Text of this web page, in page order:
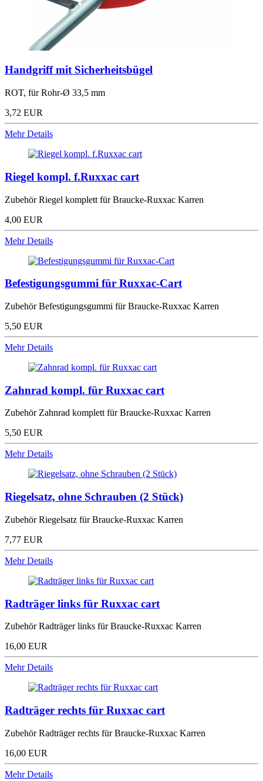
Handgriff mit Sicherheitsbügel
ROT, für Rohr-Ø 33,5 mm
3,72 EUR
Mehr Details
Riegel kompl. f.Ruxxac cart
Zubehör Riegel komplett für Braucke-Ruxxac Karren
4,00 EUR
Mehr Details
Befestigungsgummi für Ruxxac-Cart
Zubehör Befestigungsgummi für Braucke-Ruxxac Karren
5,50 EUR
Mehr Details
Zahnrad kompl. für Ruxxac cart
Zubehör Zahnrad komplett für Braucke-Ruxxac Karren
5,50 EUR
Mehr Details
Riegelsatz, ohne Schrauben (2 Stück)
Zubehör Riegelsatz für Braucke-Ruxxac Karren
7,77 EUR
Mehr Details
Radträger links für Ruxxac cart
Zubehör Radträger links für Braucke-Ruxxac Karren
16,00 EUR
Mehr Details
Radträger rechts für Ruxxac cart
Zubehör Radträger rechts für Braucke-Ruxxac Karren
16,00 EUR
Mehr Details